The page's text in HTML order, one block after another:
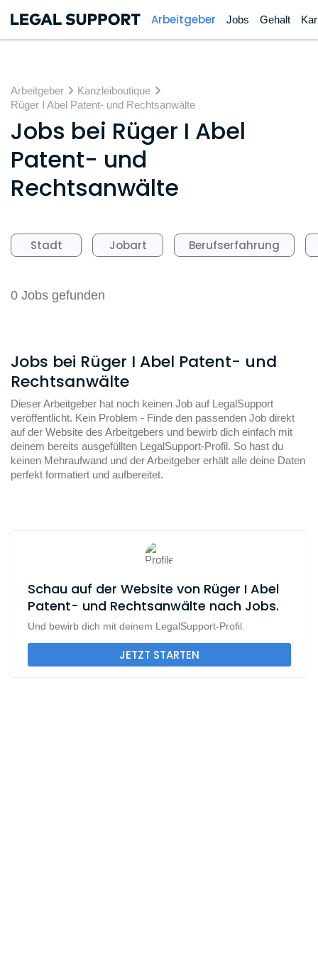
Arbeitgeber Jobs Gehalt
Arbeitgeber
Kanzleiboutique
Rüger I Abel Patent- und Rechtsanwälte
Jobs bei Rüger I Abel
Patent- und
Rechtsanwälte
Stadt Jobart Berufserfahrung
0 Jobs gefunden
Jobs bei Rüger I Abel Patent- und
Rechtsanwälte
Dieser Arbeitgeber hat noch keinen Job auf LegalSupport
veröffentlicht. Kein Problem - Finde den passenden Job direkt
auf der Website des Arbeitgebers und bewirb dich einfach mit
deinem bereits ausgefüllten LegalSupport-Profil. So hast du
keinen Mehraufwand und der Arbeitgeber erhält alle deine Daten
perfekt formatiert und aufbereitet.
Schau auf der Website von Rüger I Abel
Patent- und Rechtsanwälte nach Jobs.
Und bewirb dich mit deinem LegalSupport-Profil.
JETZT STARTEN